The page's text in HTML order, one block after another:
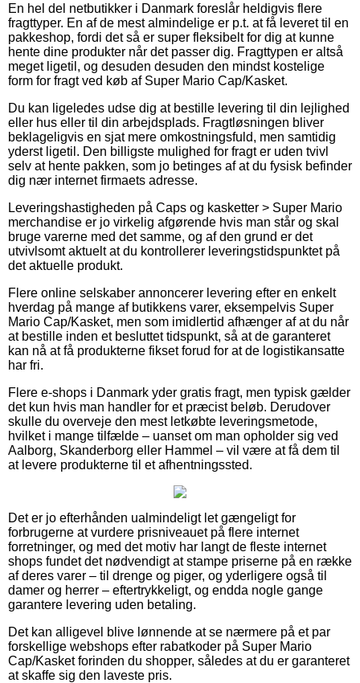
En hel del netbutikker i Danmark foreslår heldigvis flere
fragttyper. En af de mest almindelige er p.t. at få leveret til en
pakkeshop, fordi det så er super fleksibelt for dig at kunne
hente dine produkter når det passer dig. Fragttypen er altså
meget ligetil, og desuden desuden den mindst kostelige
form for fragt ved køb af Super Mario Cap/Kasket.
Du kan ligeledes udse dig at bestille levering til din lejlighed
eller hus eller til din arbejdsplads. Fragtløsningen bliver
beklageligvis en sjat mere omkostningsfuld, men samtidig
yderst ligetil. Den billigste mulighed for fragt er uden tvivl
selv at hente pakken, som jo betinges af at du fysisk befinder
dig nær internet firmaets adresse.
Leveringshastigheden på Caps og kasketter > Super Mario
merchandise er jo virkelig afgørende hvis man står og skal
bruge varerne med det samme, og af den grund er det
utvivlsomt aktuelt at du kontrollerer leveringstidspunktet på
det aktuelle produkt.
Flere online selskaber annoncerer levering efter en enkelt
hverdag på mange af butikkens varer, eksempelvis Super
Mario Cap/Kasket, men som imidlertid afhænger af at du når
at bestille inden et besluttet tidspunkt, så at de garanteret
kan nå at få produkterne fikset forud for at de logistikansatte
har fri.
Flere e-shops i Danmark yder gratis fragt, men typisk gælder
det kun hvis man handler for et præcist beløb. Derudover
skulle du overveje den mest letkøbte leveringsmetode,
hvilket i mange tilfælde – uanset om man opholder sig ved
Aalborg, Skanderborg eller Hammel – vil være at få dem til
at levere produkterne til et afhentningssted.
Det er jo efterhånden ualmindeligt let gængeligt for
forbrugerne at vurdere prisniveauet på flere internet
forretninger, og med det motiv har langt de fleste internet
shops fundet det nødvendigt at stampe priserne på en række
af deres varer – til drenge og piger, og yderligere også til
damer og herrer – eftertrykkeligt, og endda nogle gange
garantere levering uden betaling.
Det kan alligevel blive lønnende at se nærmere på et par
forskellige webshops efter rabatkoder på Super Mario
Cap/Kasket forinden du shopper, således at du er garanteret
at skaffe sig den laveste pris.